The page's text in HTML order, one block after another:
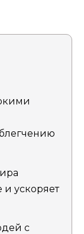
ускоряет
с